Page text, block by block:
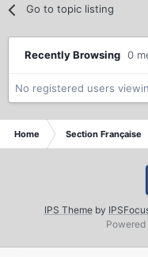
Go to topic listing
Recently Browsing 0
No registered users
Home Section Française
IPS Themeby